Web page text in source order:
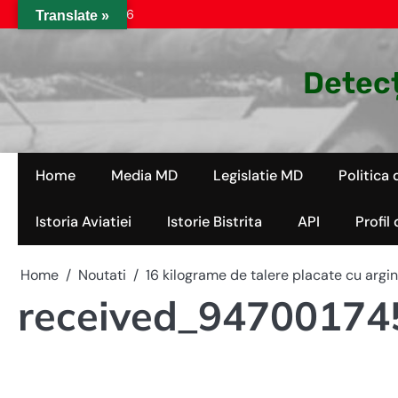
to
joi, aug. 06, 2026
Home Media MD Legislatie MD Politica
Istoria Aviatiei Istorie Bistrita API Profil
Home Noutati 16 kilograme de talere placate cu
Translate »